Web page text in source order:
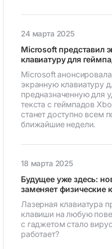
24 марта 2025
Microsoft представил
клавиатуру для
Microsoft
экранную клавиатуру
предназначенную для
текста с геймпадов
станет доступно всем
ближайшие недели.
18 марта 2025
Будущее уже здесь:
заменяет физические
Лазерная клавиатура
клавиши на любую
с гаджетом стало
работает?